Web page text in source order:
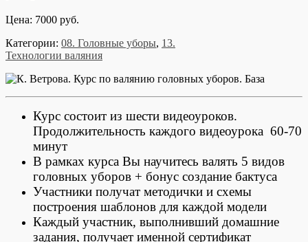
Цена: 7000 руб.
Категории: 08. Головные уборы, 13.
Технологии валяния
Курс состоит из шести видеоуроков.
Продолжительность каждого видеоурока 60-70
минут
В рамках курса Вы научитесь валять 5 видов
головных уборов + бонус создание бактуса
Участники получат методички и схемы
построения шаблонов для каждой модели
Каждый участник, выполнивший домашние
задания, получает именной сертификат